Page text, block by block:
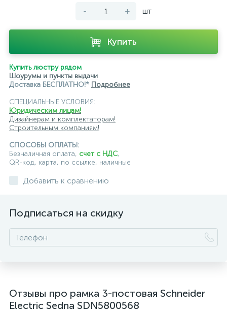
- + шт
Купить
Купить люстру рядом
Шоурумы и пункты выдачи
Доставка БЕСПЛАТНО!* Подробнее
СПЕЦИАЛЬНЫЕ УСЛОВИЯ:
Юридическим лицам!
Дизайнерам и комплектаторам!
Строительным компаниям!
СПОСОБЫ ОПЛАТЫ:
Безналичная оплата, счет с НДС,
QR-код, карта, по ссылке, наличные
Добавить к сравнению
Подписаться на скидку
Отзывы про рамка 3-постовая Schneider
Electric Sedna SDN5800568